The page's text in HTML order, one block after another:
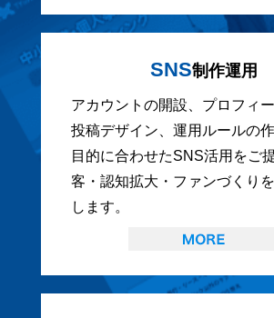
SNS制作運用
アカウントの開設、プロフィー
投稿デザイン、運用ルールの作
目的に合わせたSNS活用をご
客・認知拡大・ファンづくり
します。